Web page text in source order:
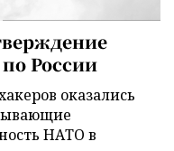
России
оказались
НАТО в